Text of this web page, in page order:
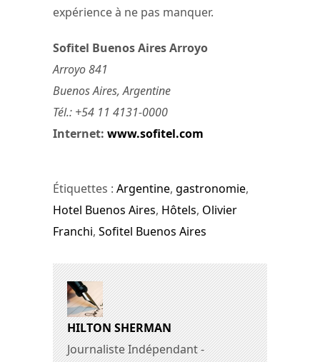
expérience à ne pas manquer.
Sofitel Buenos Aires Arroyo
Arroyo 841
Buenos Aires, Argentine
Tél.: +54 11 4131-0000
Internet: www.sofitel.com
Étiquettes : Argentine, gastronomie,
Hotel Buenos Aires, Hôtels, Olivier
Franchi, Sofitel Buenos Aires
HILTON SHERMAN
Journaliste Indépendant -